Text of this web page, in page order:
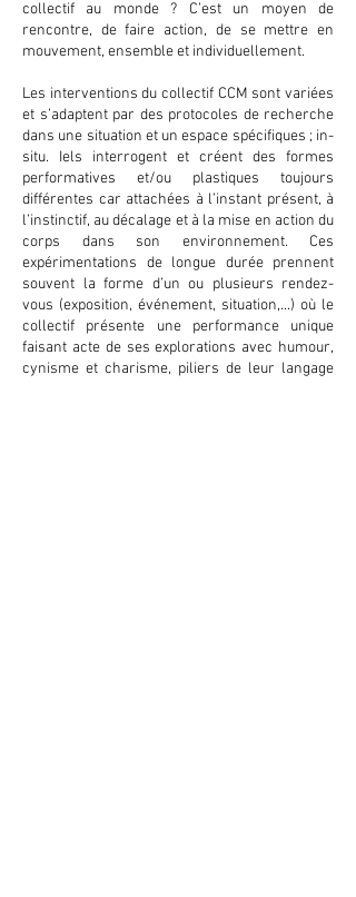
collectif au monde ? C’est un moyen de
rencontre, de faire action, de se mettre en
mouvement, ensemble et individuellement.
Les interventions du collectif CCM sont variées
et s’adaptent par des protocoles de recherche
dans une situation et un espace spécifiques ; in-
situ. Iels interrogent et créent des formes
performatives et/ou plastiques toujours
différentes car attachées à l’instant présent, à
l’instinctif, au décalage et à la mise en action du
corps dans son environnement. Ces
expérimentations de longue durée prennent
souvent la forme d’un ou plusieurs rendez-
vous (exposition, événement, situation,...) où le
collectif présente une performance unique
faisant acte de ses explorations avec humour,
cynisme et charisme, piliers de leur langage